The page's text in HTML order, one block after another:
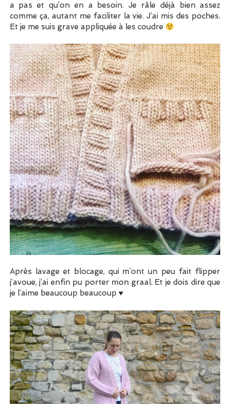
a pas et qu’on en a besoin. Je râle déjà bien assez
comme ça, autant me faciliter la vie. J’ai mis des poches.
Et je me suis grave appliquée à les coudre
Après lavage et blocage, qui m’ont un peu fait flipper
j’avoue, j’ai enfin pu porter mon graal. Et je dois dire que
je l’aime beaucoup beaucoup ♥